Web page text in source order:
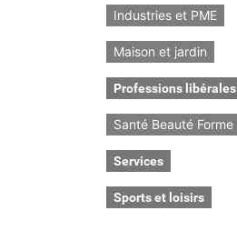
Industries et PME
Maison et jardin
Professions libérales
Santé Beauté Forme
Services
Sports et loisirs